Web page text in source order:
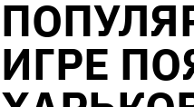
ИГРЕ